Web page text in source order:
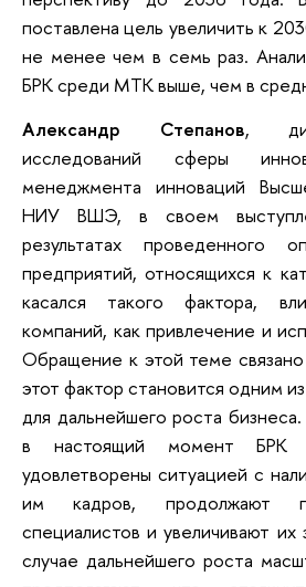
поставлена цель увеличить к
не менее чем в семь раз.
БРК среди МТК выше, чем в
Александр Степанов,
исследований сферы
менеджмента инноваций
НИУ ВШЭ, в своем
результатах проведенного
предприятий, относящихся к
касался такого фактора,
компаний, как привлечение и
Обращение к этой теме
этот фактор становится одним
для дальнейшего роста
в настоящий момент БРК
удовлетворены ситуацией с
им кадров, продолжают
специалистов и увеличивают их
случае дальнейшего роста